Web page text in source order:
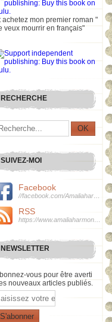
achetez mon premier roman "
veux mourrir en français"
RECHERCHE
SUIVEZ-MOI
Facebook
RSS
NEWSLETTER
vous pour être averti
nouveaux articles publiés.